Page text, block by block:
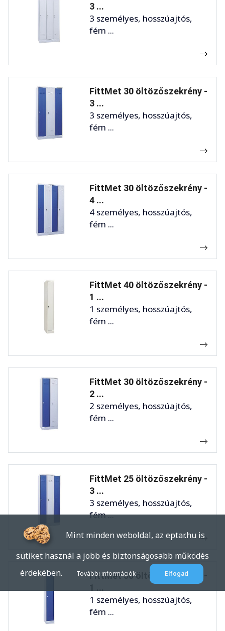
3 ...
3 személyes, hosszúajtós,
fém ...
FittMet 30 öltözőszekrény -
3 ...
3 személyes, hosszúajtós,
fém ...
FittMet 30 öltözőszekrény -
4 ...
4 személyes, hosszúajtós,
fém ...
FittMet 40 öltözőszekrény -
1 ...
1 személyes, hosszúajtós,
fém ...
FittMet 30 öltözőszekrény -
2 ...
2 személyes, hosszúajtós,
fém ...
FittMet 25 öltözőszekrény -
3 ...
3 személyes, hosszúajtós,
fém ...
FittMet 30 öltözőszekrény -
1 személyes, hosszúajtós,
fém ...
Mint minden weboldal, az eptar.hu is
sütiket használ a jobb és biztonságosabb működés
érdekében.
További információk Elfogad